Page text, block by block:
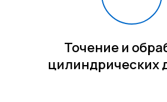
Точение и
цилиндрических